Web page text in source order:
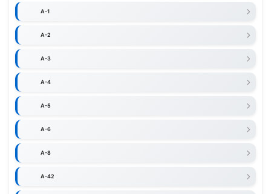
A-1
A-2
A-3
A-4
A-5
A-6
A-8
A-42